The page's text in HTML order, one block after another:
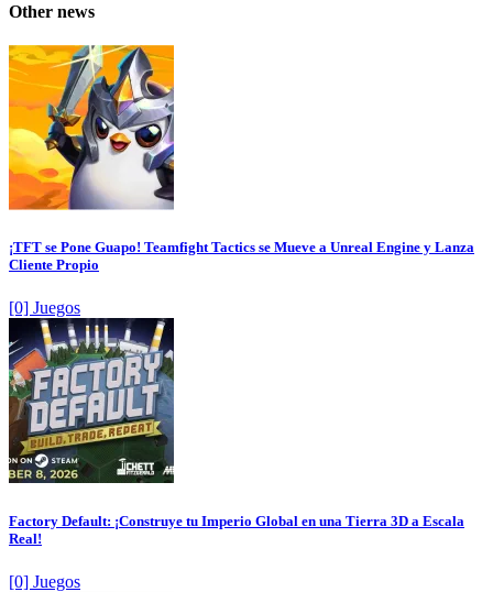
Other news
¡TFT se Pone Guapo! Teamfight Tactics se Mueve a Unreal Engine y Lanza
Cliente Propio
[0] Juegos
Factory Default: ¡Construye tu Imperio Global en una Tierra 3D a Escala
Real!
[0] Juegos